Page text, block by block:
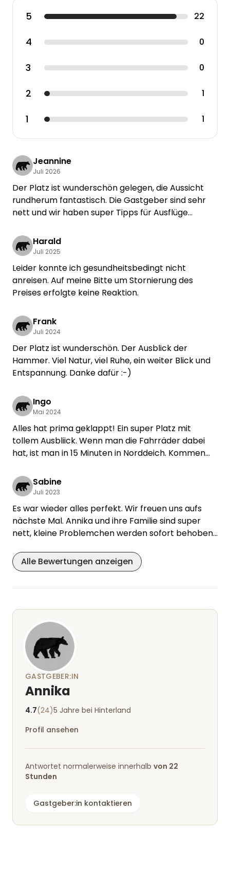
5 22
4 0
3 0
2 1
1 1
Jeannine
Juli 2026
Der Platz ist wunderschön gelegen, die Aussicht
rundherum fantastisch. Die Gastgeber sind sehr
nett und wir haben super Tipps für Ausflüge
warmes Wasser ist vorhanden und Frischwasser
kann direkt aufgefüllt werden.
Wenn man komplett autark ist, dann kann man die
Ruhe voll und ganz geniessen und bei schönem
Wetter sogar draussen duschen! Wir kommen
sehr gerne wieder!
Harald
Juli 2025
Leider konnte ich gesundheitsbedingt nicht
anreisen. Auf meine Bitte um Stornierung des
Preises erfolgte keine Reaktion.
Frank
Juli 2024
Der Platz ist wunderschön. Der Ausblick der
Hammer. Viel Natur, viel Ruhe, ein weiter Blick und
Entspannung. Danke dafür :-)
Ingo
Mai 2024
Alles hat prima geklappt! Ein super Platz mit
tollem Ausbliick. Wenn man die Fahrräder dabei
hat, ist man in 15 Minuten in Norddeich. Kommen
Sabine
Juli 2023
Es war wieder alles perfekt. Wir freuen uns aufs
nächste Mal. Annika und ihre Familie sind super
nett, kleine Problemchen werden sofort behoben.
Alle Bewertungen anzeigen
GASTGEBER:IN
Annika
4.7(24)5 Jahre bei Hinterland
Profil ansehen
Antwortet normalerweise innerhalb von 22
Stunden
Gastgeber:in kontaktieren